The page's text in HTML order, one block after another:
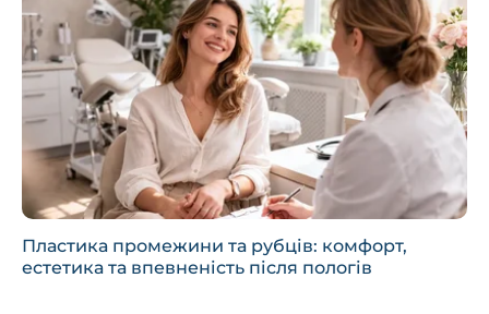
Пластика промежини та рубців: комфорт,
естетика та впевненість після пологів